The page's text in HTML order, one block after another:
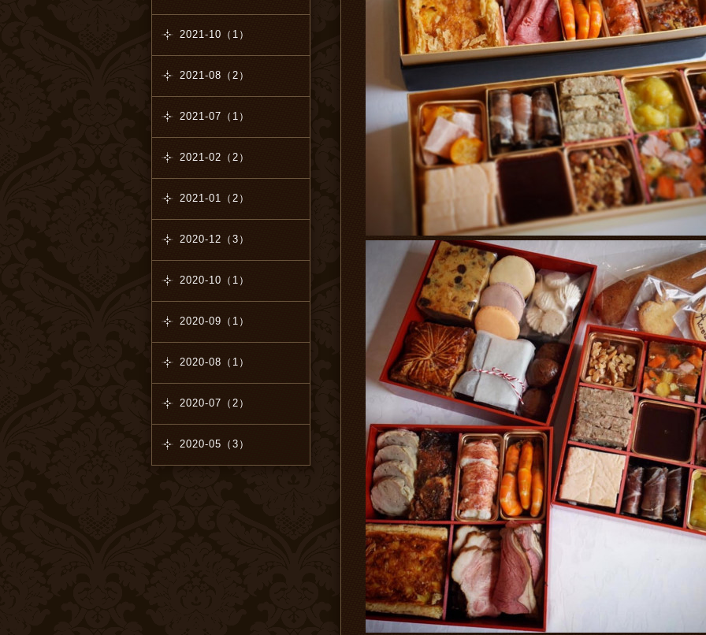
2021-10（1）
2021-08（2）
2021-07（1）
2021-02（2）
2021-01（2）
2020-12（3）
2020-10（1）
2020-09（1）
2020-08（1）
2020-07（2）
2020-05（3）